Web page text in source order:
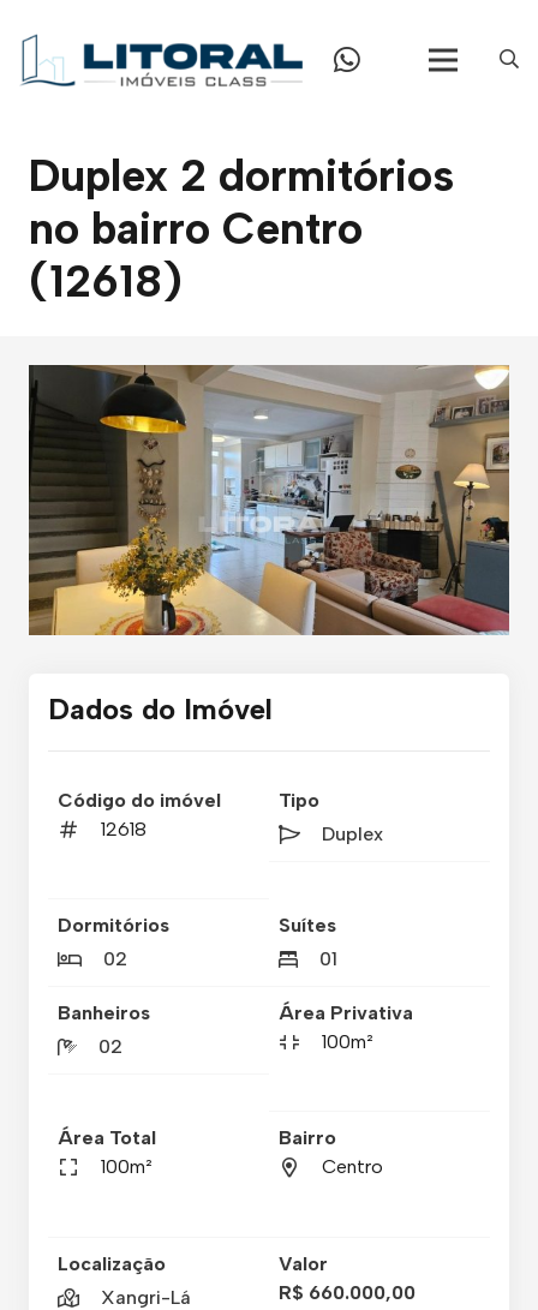
Duplex 2 dormitórios
no bairro Centro
(12618)
Dados do Imóvel
Código do imóvel
12618
Tipo
Duplex
Dormitórios
02
Suítes
01
Banheiros
02
Área Privativa
100m²
Área Total
100m²
Bairro
Centro
Localização
Xangri-Lá
Valor
R$ 660.000,00